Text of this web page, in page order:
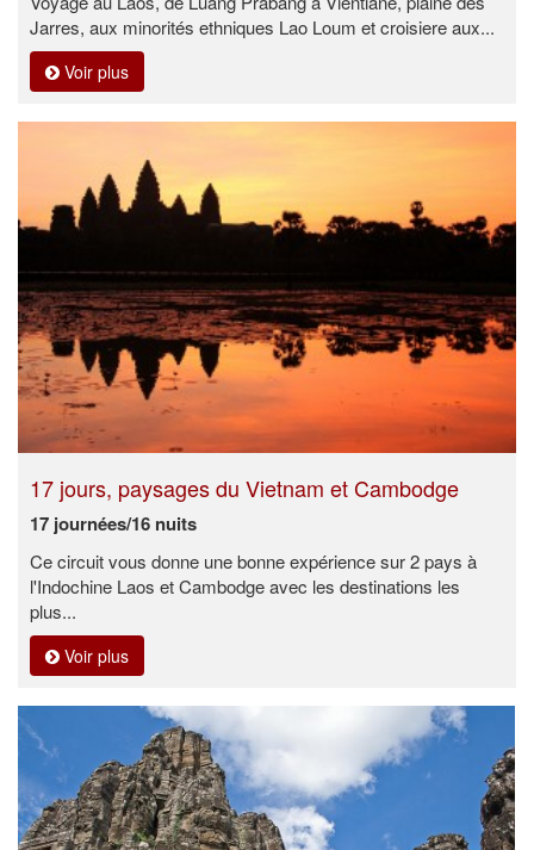
Jarres, aux minorités ethniques Lao Loum et croisiere aux...
Voir plus
17 jours, paysages du Vietnam et Cambodge
17 journées/16 nuits
Ce circuit vous donne une bonne expérience sur 2 pays à
l'Indochine Laos et Cambodge avec les destinations les
plus...
Voir plus